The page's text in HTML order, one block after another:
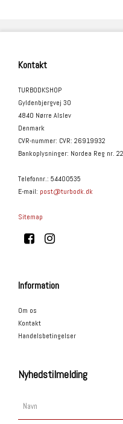
Kontakt
TURBODKSHOP
Gyldenbjergvej 30
4840 Nørre Alslev
Denmark
CVR-nummer: CVR: 26919932
Bankoplysninger: Nordea Reg nr.
Telefonnr.: 54400535
E-mail: post@turbodk.dk
Sitemap
Information
Om os
Kontakt
Handelsbetingelser
Nyhedstilmelding